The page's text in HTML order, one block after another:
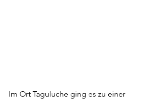
Im Ort Taguluche ging es zu einer